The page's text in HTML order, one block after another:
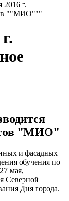
2016 г.
""МИО"""
"МИО"
и фасадных
обучения по
мая,
Северной
Дня города.